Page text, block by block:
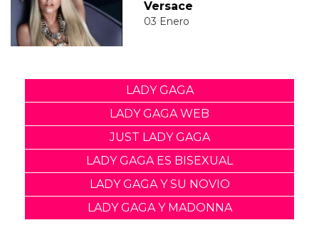
Versace
03 Enero
LADY GAGA
LADY GAGA WEB
JUST LADY GAGA
LADY GAGA ES BISEXUAL
LADY GAGA Y SU NOVIO
LADY GAGA Y MADONNA